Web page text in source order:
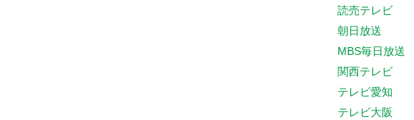
読売テレビ
朝日放送
MBS毎日放送
関西テレビ
テレビ愛知
テレビ大阪